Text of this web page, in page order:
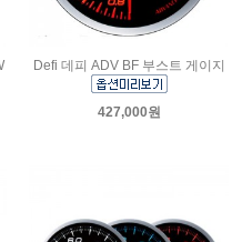
Defi 데피 ADV BF 부스트 게이지
427,000원